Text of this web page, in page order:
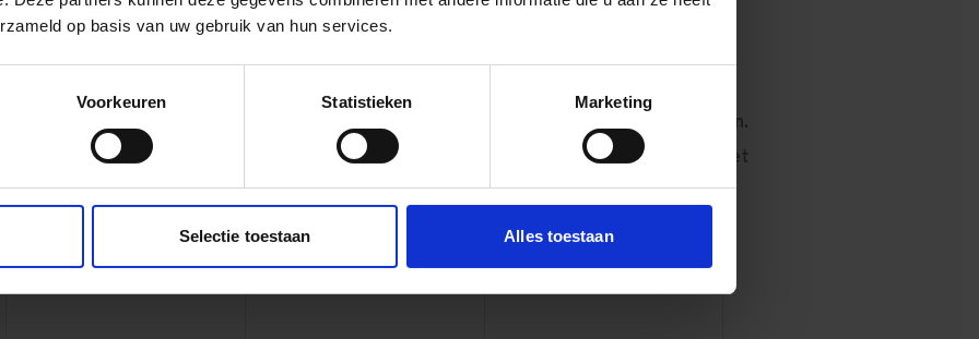
op basis van uw gebruik van hun services.
Voorkeuren Statistieken Marketing
Selectie toestaan Alles toestaan
wandelroute naar het Centraal Station.
Dura Vermeer beperkte in overleg met
alle stakeholders de hinder zoveel
mogelijk.